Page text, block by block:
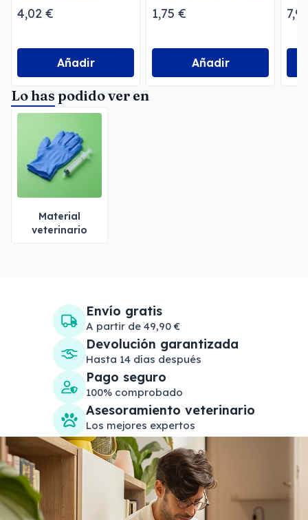
4,02 €
Añadir
1,75 €
Añadir
Lo has podido ver en
Material
veterinario
Envío gratis
A partir de 49,90 €
Devolución garantizada
Hasta 14 días después
Pago seguro
100% comprobado
Asesoramiento veterinario
Los mejores expertos